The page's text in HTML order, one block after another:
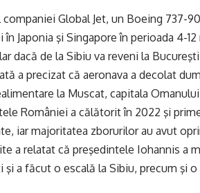
companiei Global Jet, un Boeing 737-
în Japonia şi Singapore în perioada 4-
dacă de la Sibiu va reveni la
a precizat că aeronava a decolat
la Muscat, capitala
României a călătorit în 2022 şi
iar majoritatea zborurilor au avut
a relatat că preşedintele Iohannis a
şi a făcut o escală la Sibiu, precum şi